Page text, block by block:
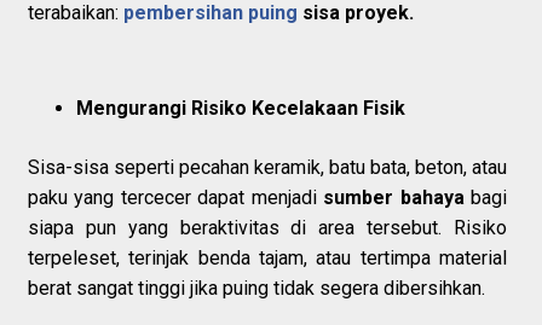
terabaikan: pembersihan puing sisa proyek.
Mengurangi Risiko Kecelakaan Fisik
Sisa-sisa seperti pecahan keramik, batu bata, beton, atau
paku yang tercecer dapat menjadi sumber bahayabagi
siapa pun yang beraktivitas di area tersebut. Risiko
terpeleset, terinjak benda tajam, atau tertimpa material
berat sangat tinggi jika puing tidak segera dibersihkan.